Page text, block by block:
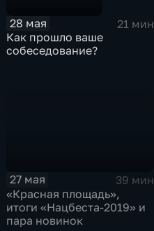
28 мая
21 мин
Как прошло ваше
собеседование?
27 мая
39 мин
«Красная площадь»,
итоги «Нацбеста-2019» и
пара новинок